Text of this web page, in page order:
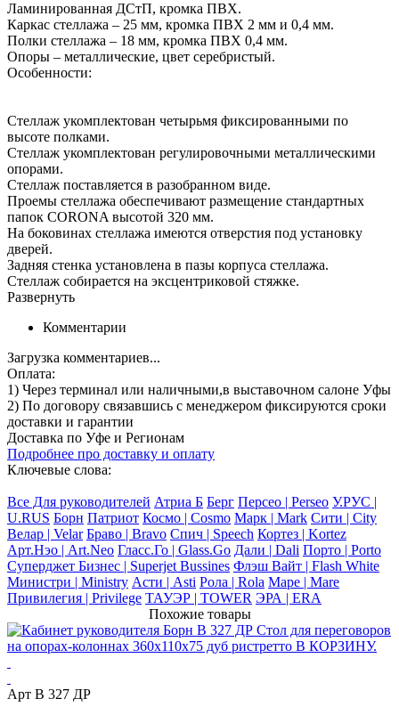
Ламинированная ДСтП, кромка ПВХ.
Каркас стеллажа – 25 мм, кромка ПВХ 2 мм и 0,4 мм.
Полки стеллажа – 18 мм, кромка ПВХ 0,4 мм.
Опоры – металлические, цвет серебристый.
Особенности:
Стеллаж укомплектован четырьмя фиксированными по
высоте полками.
Стеллаж укомплектован регулировочными металлическими
опорами.
Стеллаж поставляется в разобранном виде.
Проемы стеллажа обеспечивают размещение стандартных
папок CORONA высотой 320 мм.
На боковинах стеллажа имеются отверстия под установку
дверей.
Задняя стенка установлена в пазы корпуса стеллажа.
Стеллаж собирается на эксцентриковой стяжке.
Развернуть
Комментарии
Загрузка комментариев...
Оплата:
1) Через терминал или наличными,в выставочном салоне Уфы
2) По договору связавшись с менеджером фиксируются сроки
доставки и гарантии
Доставка по Уфе и Регионам
Подробнее про доставку и оплату
Ключевые слова:
Все Для руководителей Атриа Б Берг Персео | Perseo У.РУС |
U.RUS Борн Патриот Космо | Cosmo Марк | Mark Сити | City
Велар | Velar Браво | Bravo Спич | Speech Кортез | Kortez
Арт.Нэо | Art.Neo Гласс.Го | Glass.Go Дали | Dali Порто | Porto
Суперджет Бизнес | Superjet Bussines Флэш Вайт | Flash White
Министри | Ministry Асти | Asti Рола | Rola Маре | Mare
Привилегия | Privilege ТАУЭР | TOWER ЭРА | ERA
Похожие товары
Арт В 327 ДР